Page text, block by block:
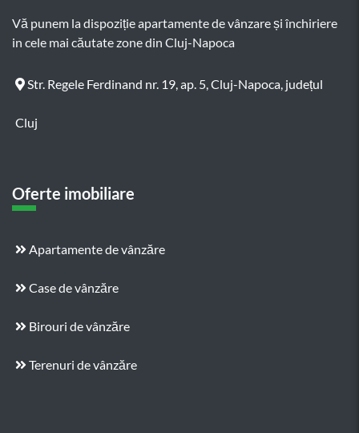
Vă punem la dispoziție apartamente de vânzare și închiriere
in cele mai căutate zone din Cluj-Napoca
Str. Regele Ferdinand nr. 19, ap. 5, Cluj-Napoca, județul
Cluj
Oferte imobiliare
Apartamente de vânzăre
Case de vânzăre
Birouri de vânzăre
Terenuri de vânzăre